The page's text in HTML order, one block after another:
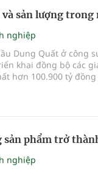
sản lượng trong
nghiệp
Dung Quất ở công
khai đồng bộ các
hơn 100.900 tỷ
phẩm trở
nghiệp